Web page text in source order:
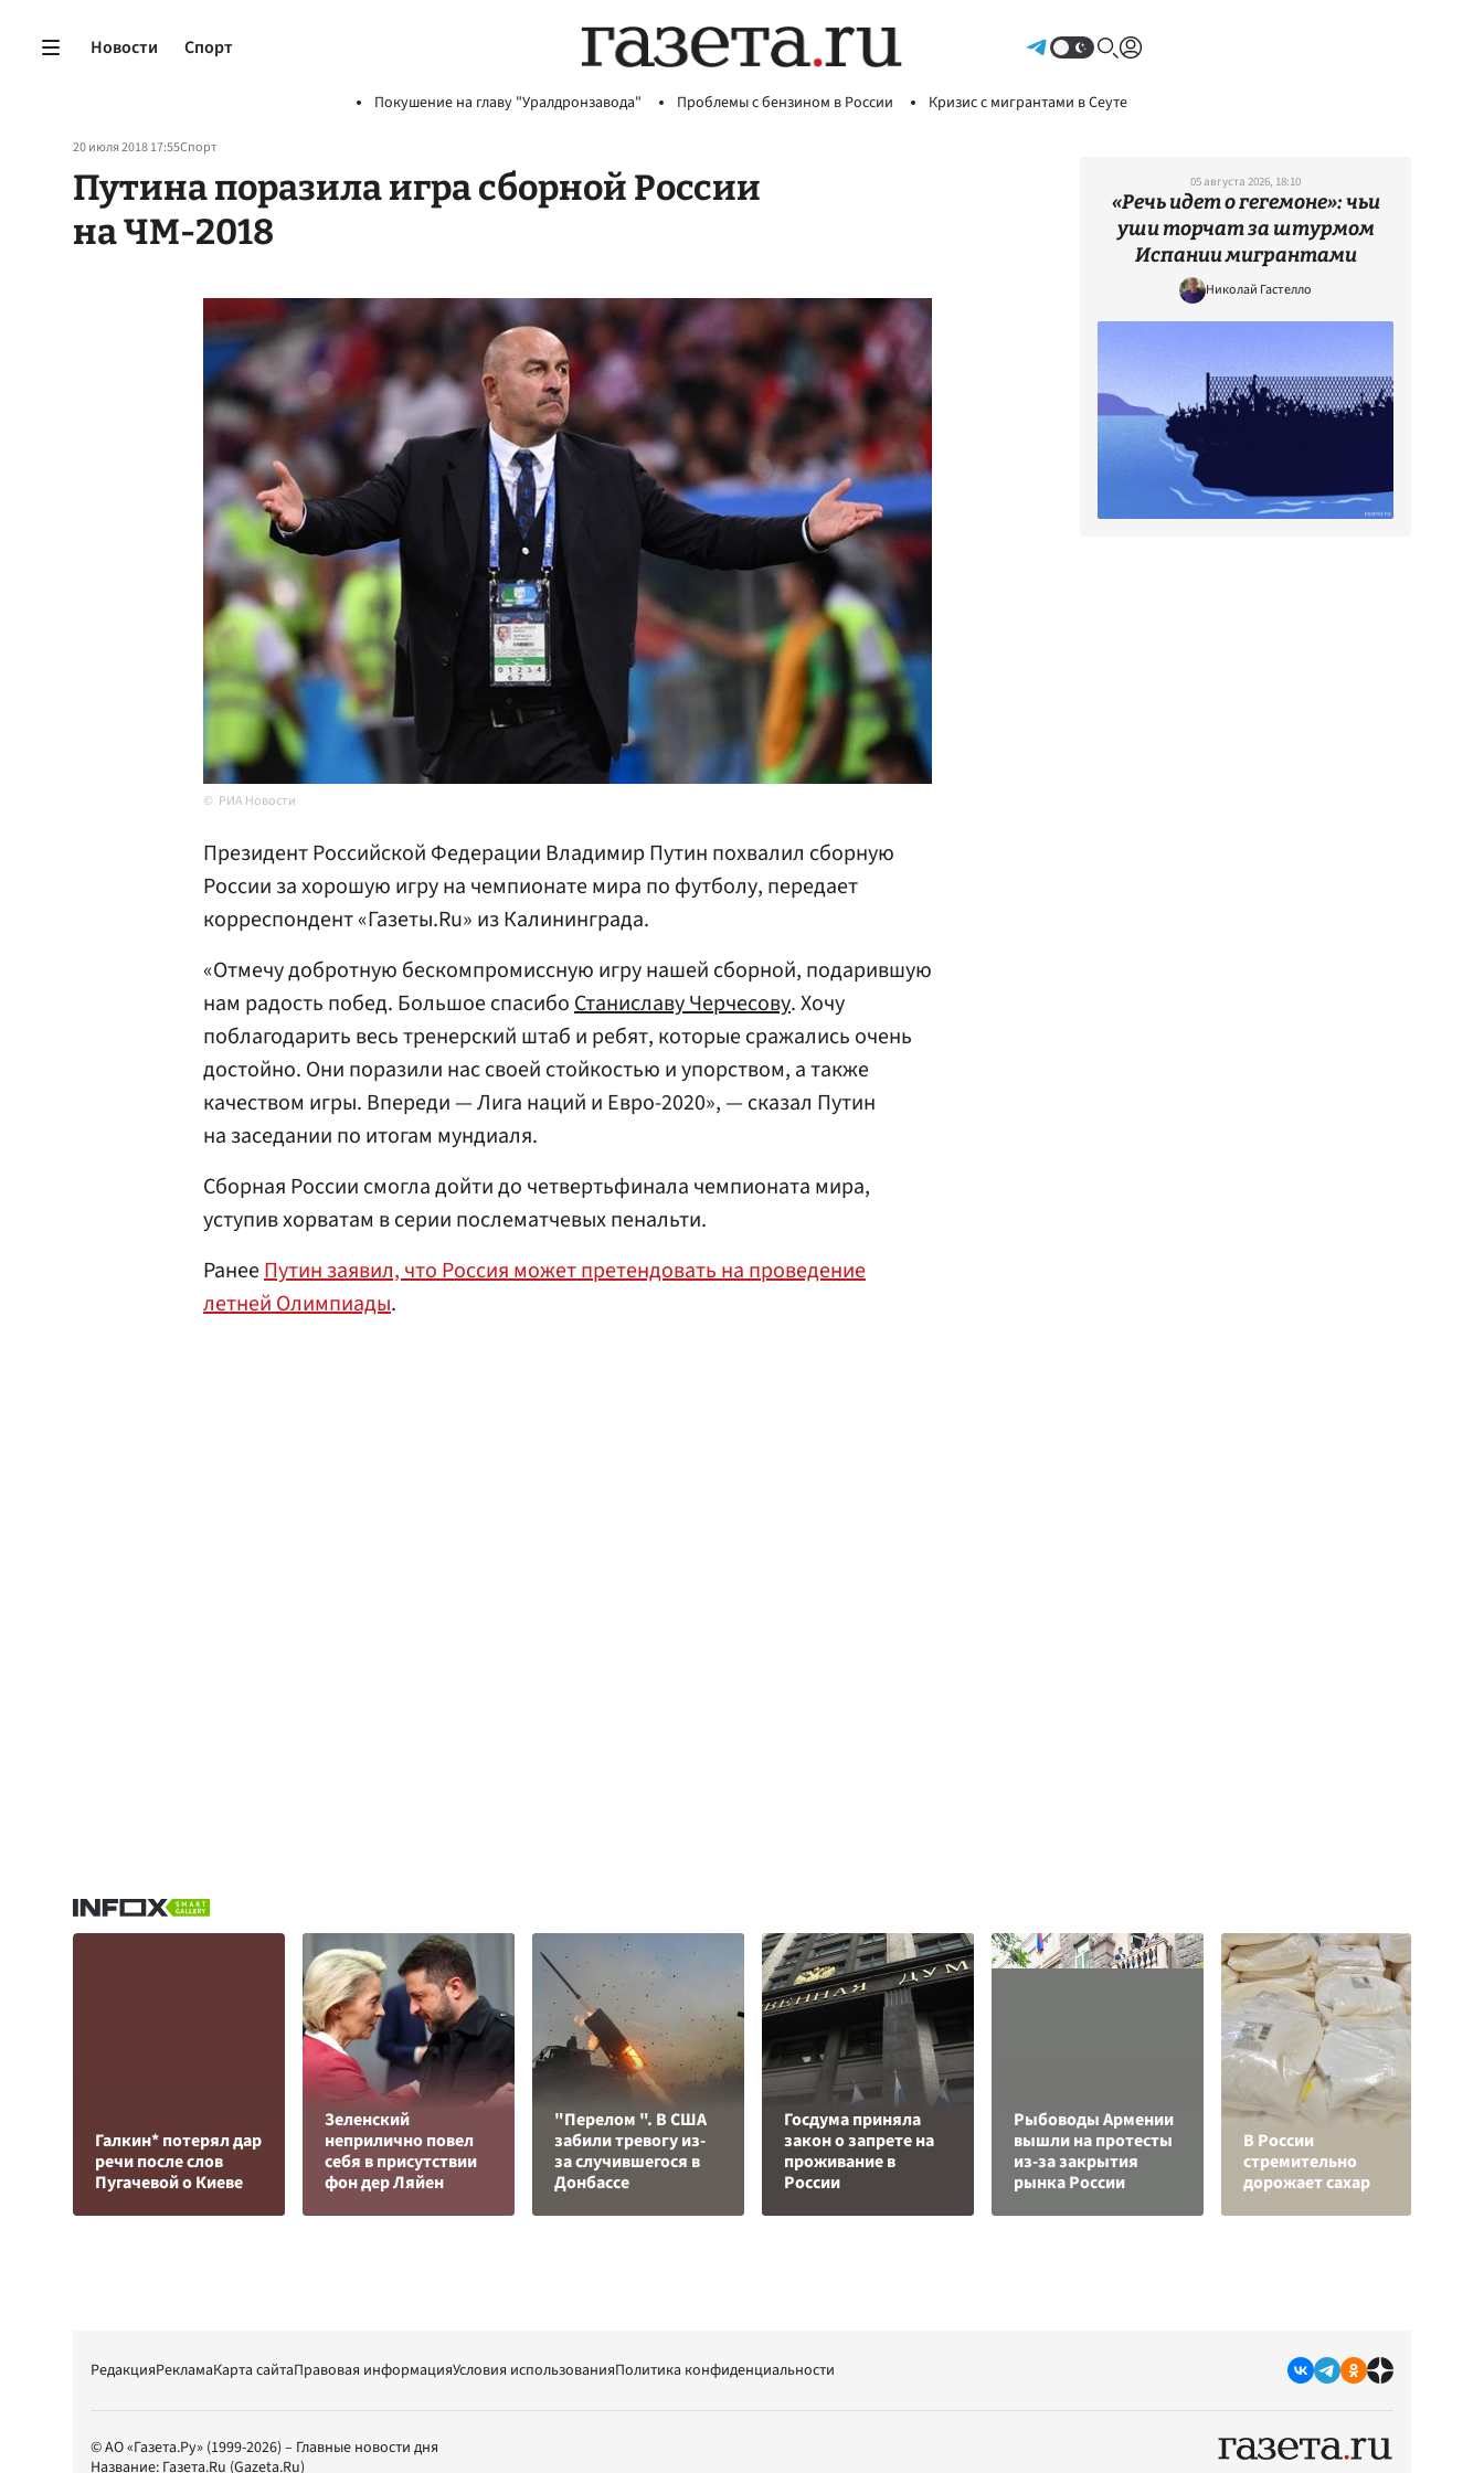
Новости Спорт
Покушение на главу "Уралдронзавода" Проблемы с бензином в России Кризис с мигрантами в Сеуте
20 июля 2018 17:55Спорт
Путина поразила игра сборной России
на ЧМ-2018
РИА Новости
Президент Российской Федерации Владимир Путин похвалил сборную
России за хорошую игру на чемпионате мира по футболу, передает
корреспондент «Газеты.Ru» из Калининграда.
«Отмечу добротную бескомпромиссную игру нашей сборной, подарившую
нам радость побед. Большое спасибоСтаниславу Черчесову. Хочу
поблагодарить весь тренерский штаб и ребят, которые сражались очень
достойно. Они поразили нас своей стойкостью и упорством, а также
качеством игры. Впереди — Лига наций и Евро-2020», — сказал Путин
на заседании по итогам мундиаля.
Сборная России смогла дойти до четвертьфинала чемпионата мира,
уступив хорватам в серии послематчевых пенальти.
РанееПутин заявил, что Россия может претендовать на проведение
летней Олимпиады.
05 августа 2026, 18:10
«Речь идет о гегемоне»: чьи
уши торчат за штурмом
Испании мигрантами
Николай Гастелло
Галкин* потерял дар
речи после слов
Пугачевой о Киеве
Зеленский
неприлично повел
cебя в присутствии
фон дер Ляйен
"Перелом ". В США
забили тревогу из-
за случившегося в
Донбассе
Госдума приняла
закон о запрете на
проживание в
России
Рыбоводы Армении
вышли на протесты
из-за закрытия
рынка России
В России
стремительно
дорожает сахар
РедакцияРекламаКарта сайтаПравовая информацияУсловия использованияПолитика конфиденциальности
© АО «Газета.Ру» (1999-2026) – Главные новости дня
Название: Газета.Ru (Gazeta.Ru)